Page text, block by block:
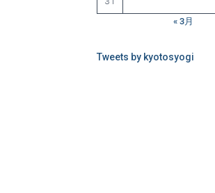
« 3月
Tweets by kyotosyogi